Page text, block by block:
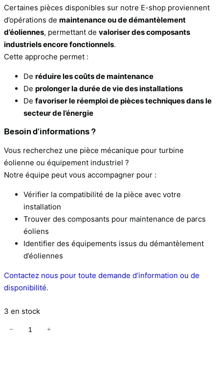
Certaines pièces disponibles sur notre E-shop proviennent
d’opérations de maintenance ou de démantèlement
d’éoliennes, permettant de valoriser des composants
industriels encore fonctionnels.
Cette approche permet :
De réduire les coûts de maintenance
De prolonger la durée de vie des installations
De favoriser le réemploi de pièces techniques dans le
secteur de l’énergie
Besoin d’informations ?
Vous recherchez une pièce mécanique pour turbine
éolienne ou équipement industriel ?
Notre équipe peut vous accompagner pour :
Vérifier la compatibilité de la pièce avec votre
installation
Trouver des composants pour maintenance de parcs
éoliens
Identifier des équipements issus du démantèlement
d’éoliennes
Contactez nous pour toute demande d’information ou de
disponibilité.
3 en stock
− +